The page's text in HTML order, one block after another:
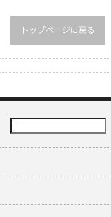
トップページに戻る